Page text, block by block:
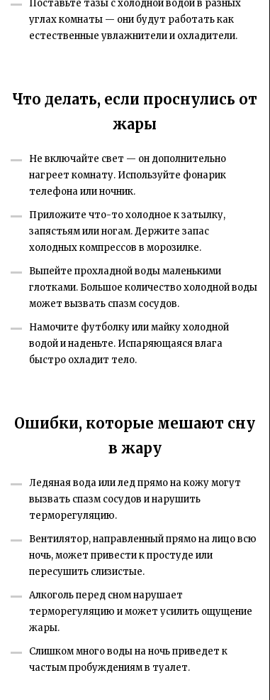
Поставьте тазы с холодной водой в разных
углах комнаты — они будут работать как
естественные увлажнители и охладители.
Что делать, если проснулись от
жары
Не включайте свет — он дополнительно
нагреет комнату. Используйте фонарик
телефона или ночник.
Приложите что-то холодное к затылку,
запястьям или ногам. Держите запас
холодных компрессов в морозилке.
Выпейте прохладной воды маленькими
глотками. Большое количество холодной воды
может вызвать спазм сосудов.
Намочите футболку или майку холодной
водой и наденьте. Испаряющаяся влага
быстро охладит тело.
Ошибки, которые мешают сну
в жару
Ледяная вода или лед прямо на кожу могут
вызвать спазм сосудов и нарушить
терморегуляцию.
Вентилятор, направленный прямо на лицо всю
ночь, может привести к простуде или
пересушить слизистые.
Алкоголь перед сном нарушает
терморегуляцию и может усилить ощущение
жары.
Слишком много воды на ночь приведет к
частым пробуждениям в туалет.